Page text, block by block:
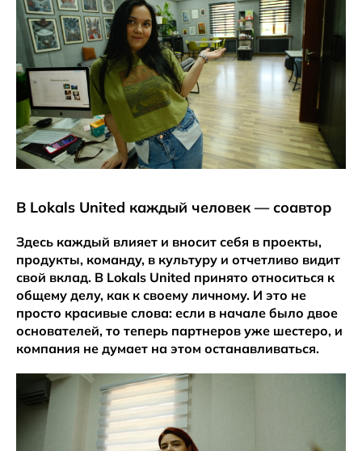
В Lokals United каждый человек — соавтор
Здесь каждый влияет и вносит себя в проекты,
продукты, команду, в культуру и отчетливо видит
свой вклад. В Lokals United принято относиться к
общему делу, как к своему личному. И это не
просто красивые слова: если в начале было двое
основателей, то теперь партнеров уже шестеро, и
компания не думает на этом останавливаться.